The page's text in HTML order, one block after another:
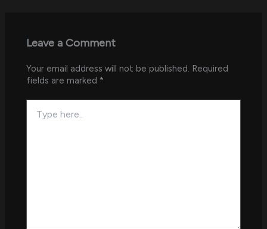
Leave a Comment
Your email address will not be published. Required
fields are marked *
here..